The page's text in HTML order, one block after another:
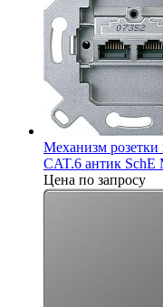
Механизм
CAT.6 антик SchE
Цена по запросу